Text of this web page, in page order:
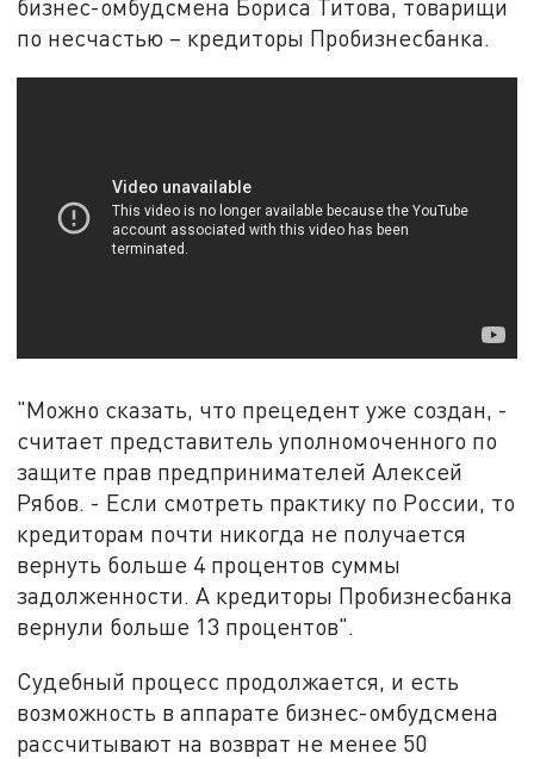
бизнес-омбудсмена Бориса Титова, товарищи
по несчастью – кредиторы Пробизнесбанка.
"Можно сказать, что прецедент уже создан, -
считает представитель уполномоченного по
защите прав предпринимателей Алексей
Рябов. - Если смотреть практику по России, то
кредиторам почти никогда не получается
вернуть больше 4 процентов суммы
задолженности. А кредиторы Пробизнесбанка
вернули больше 13 процентов".
Судебный процесс продолжается, и есть
возможность в аппарате бизнес-омбудсмена
рассчитывают на возврат не менее 50